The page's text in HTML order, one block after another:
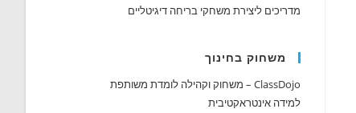
מדריכים ליצירת משחקי בריחה דיגיטליים
משחוק בחינוך
ClassDojo – משחוק וקהילה לומדת משותפת
למידה אינטראקטיבית